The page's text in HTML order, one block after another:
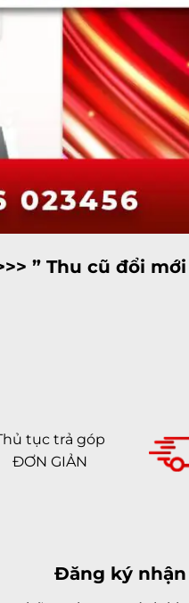
” Thu cũ đổi
tục trả góp
ĐƠN GIẢN
Đăng ký